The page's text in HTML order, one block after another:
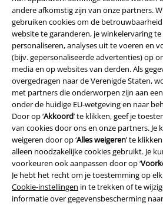
andere afkomstig zijn van onze partners.
gebruiken cookies om de
website te garanderen, je winkelervaring
personaliseren, analyses uit te voeren en
(bijv. gepersonaliseerde advertenties) op
media en op websites van derden. Als
overgedragen naar de Verenigde Staten,
met partners die onderworpen zijn aan
onder de huidige EU-wetgeving en naar
Door op ‘Akkoord’ te klikken, geef je
van cookies door ons en onze partners.
weigeren door op ‘Alles weigeren’ te
alleen noodzakelijke cookies gebruikt. Je
voorkeuren ook aanpassen door op ‘
Je hebt het recht om je toestemming op
Cookie-instellingen in te trekken of te
informatie over gegevensbescherming naar
Legal
Algemene Voorwaarden